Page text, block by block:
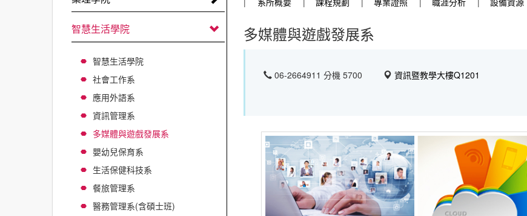
智慧生活學院
智慧生活學院
社會工作系
應用外語系
資訊管理系
多媒體與遊戲發展系
嬰幼兒保育系
生活保健科技系
餐旅管理系
醫務管理系(含碩士班)
多媒體與遊戲發展系
06-2664911 分機 5700 資訊暨教學大樓Q1201